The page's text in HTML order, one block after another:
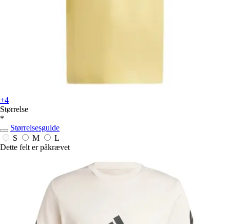
+4
Størrelse
*
Størrelsesguide
S
M
L
Dette felt er påkrævet